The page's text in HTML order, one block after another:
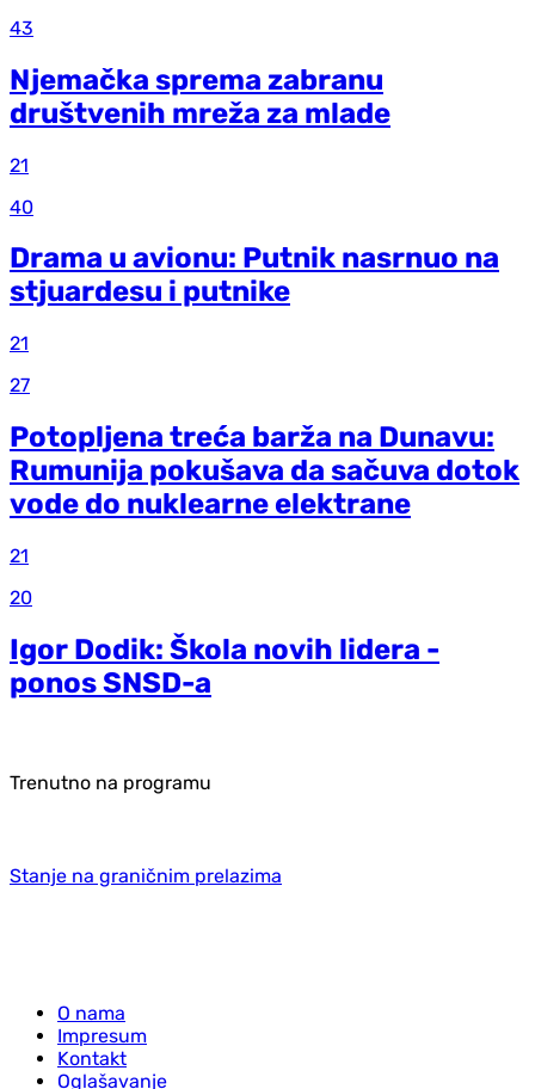
43
Njemačka sprema zabranu
društvenih mreža za mlade
21
40
Drama u avionu: Putnik nasrnuo na
stjuardesu i putnike
21
27
Potopljena treća barža na Dunavu:
Rumunija pokušava da sačuva dotok
vode do nuklearne elektrane
21
20
Igor Dodik: Škola novih lidera -
ponos SNSD-a
Trenutno na programu
Stanje na graničnim prelazima
O nama
Impresum
Kontakt
Oglašavanje